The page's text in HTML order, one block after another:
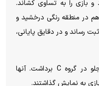
و بازی را به تساوی کشاند.
هم در منطقه رنگی درخشید و
توپ ربایی به ثبت رساند و در دقایق پایانی،
با این پیروزی، ایران گام بلندی به جلو در گروه C برداشت. آنها
به نمایش گذاشتند.